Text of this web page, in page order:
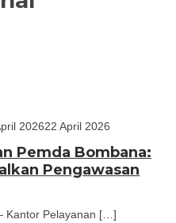
202622 April 2026
Pemda Bombana:
Pengawasan
Kantor Pelayanan […]